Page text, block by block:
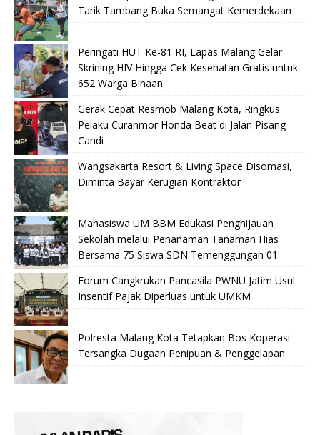
Tarik Tambang Buka Semangat Kemerdekaan
Peringati HUT Ke-81 RI, Lapas Malang Gelar
Skrining HIV Hingga Cek Kesehatan Gratis untuk
652 Warga Binaan
Gerak Cepat Resmob Malang Kota, Ringkus
Pelaku Curanmor Honda Beat di Jalan Pisang
Candi
Wangsakarta Resort & Living Space Disomasi,
Diminta Bayar Kerugian Kontraktor
Mahasiswa UM BBM Edukasi Penghijauan
Sekolah melalui Penanaman Tanaman Hias
Bersama 75 Siswa SDN Temenggungan 01
Forum Cangkrukan Pancasila PWNU Jatim Usul
Insentif Pajak Diperluas untuk UMKM
Polresta Malang Kota Tetapkan Bos Koperasi
Tersangka Dugaan Penipuan & Penggelapan